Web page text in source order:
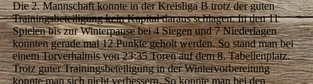
Die 2. Mannschaft konnte in der Kreisliga B trotz der guten
Trainingsbeteiligung kein Kapital daraus schlagen. In den 11
Spielen bis zur Winterpause bei 4 Siegen und 7 Niederlagen
konnten gerade mal 12 Punkte geholt werden. So stand man bei
einem Torverhältnis von 23:35 Toren auf dem 8. Tabellenplatz.
Trotz guter Trainingsbeteiligung in der Wintervorbereitung
konnte man sich nicht verbessern. So konnte man bei den